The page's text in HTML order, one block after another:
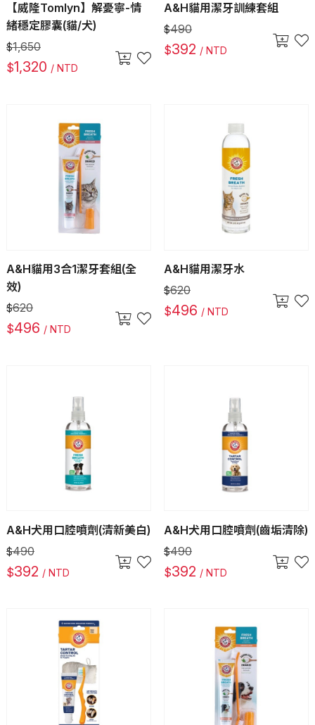
【威隆Tomlyn】解憂寧-情
緒穩定膠囊(貓/犬)
$1,650
$1,320 / NTD
A&H貓用潔牙訓練套組
$490
$392 / NTD
A&H貓用3合1潔牙套組(全
效)
$620
$496 / NTD
A&H貓用潔牙水
$620
$496 / NTD
A&H犬用口腔噴劑(清新美白)
$490
$392 / NTD
A&H犬用口腔噴劑(齒垢清除)
$490
$392 / NTD